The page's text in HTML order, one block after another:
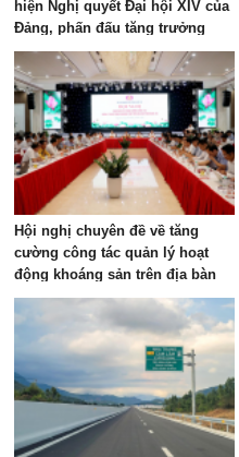
hiện Nghị quyết Đại hội XIV của
Đảng, phấn đấu tăng trưởng
GRDP 11–12%/năm
Hội nghị chuyên đề về tăng
cường công tác quản lý hoạt
động khoáng sản trên địa bàn
tỉnh